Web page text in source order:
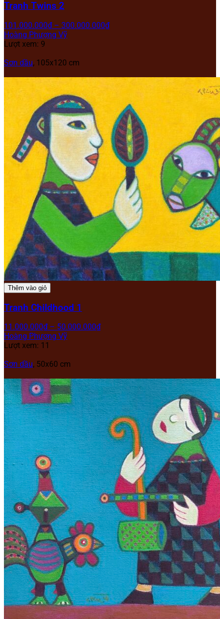
Tranh Twins 2
101.000.000₫ – 300.000.000₫
Hoàng Phượng Vỹ
Lượt xem: 9
Sơn dầu, 105x120 cm
Thêm vào giỏ
Tranh Childhood 1
11.000.000₫ – 50.000.000₫
Hoàng Phượng Vỹ
Lượt xem: 11
Sơn dầu, 50x60 cm